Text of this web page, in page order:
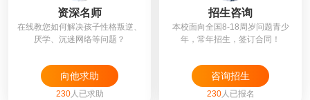
资深名师
在线教您如何解决孩子性格叛逆、
厌学、沉迷网络等问题？
向他求助
230人已求助
招生咨询
本校面向全国8-18周岁问题青少
年，常年招生，签订合同！
咨询招生
230人已报名